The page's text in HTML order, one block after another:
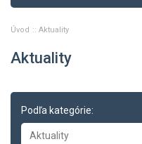
Úvod Aktuality
Aktuality
Podľa kategórie:
Aktuality